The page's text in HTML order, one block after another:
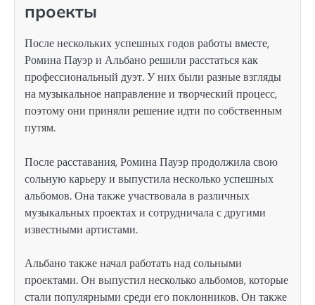
проекты
После нескольких успешных годов работы вместе,
Ромина Пауэр и Альбано решили расстаться как
профессиональный дуэт. У них были разные взгляды
на музыкальное направление и творческий процесс,
поэтому они приняли решение идти по собственным
путям.
После расставания, Ромина Пауэр продолжила свою
сольную карьеру и выпустила несколько успешных
альбомов. Она также участвовала в различных
музыкальных проектах и сотрудничала с другими
известными артистами.
Альбано также начал работать над сольными
проектами. Он выпустил несколько альбомов, которые
стали популярными среди его поклонников. Он также